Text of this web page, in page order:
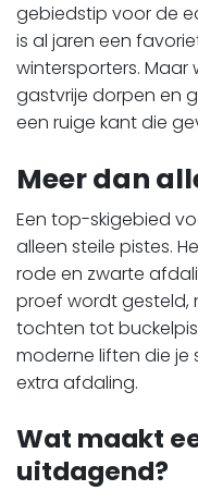
gebiedstip voor de
is al jaren een
wintersporters.
gastvrije dorpen en
een ruige kant die
Meer dan
Een top-skigebied
alleen steile pistes.
rode en zwarte
proef wordt gesteld,
tochten tot
moderne liften die
extra afdaling.
Wat maakt
uitdagend?